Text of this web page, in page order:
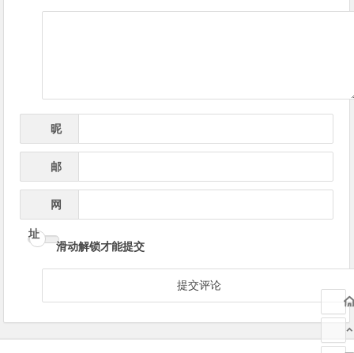
昵
邮
网
址
滑动解锁才能提交